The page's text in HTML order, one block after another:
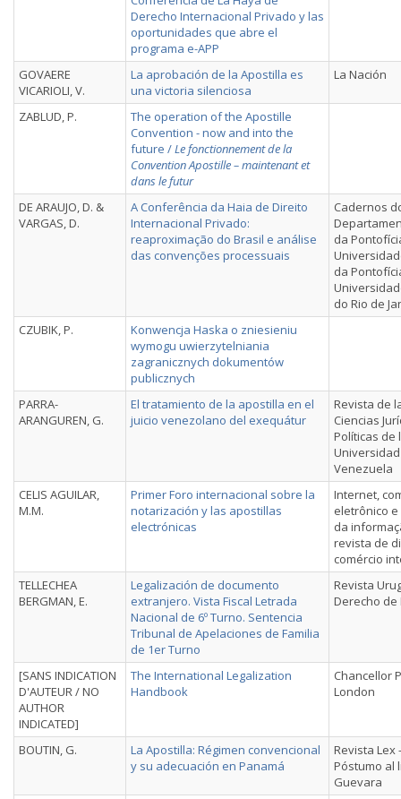
Derecho Internacional Privado y las
oportunidades que abre el
programa e-APP
GOVAERE
VICARIOLI, V.
La aprobación de la Apostilla es
una victoria silenciosa
La Nación
ZABLUD, P.
The operation of the Apostille
Convention - now and into the
future /Le fonctionnement de la
Convention Apostille – maintenant et
dans le futur
DE ARAUJO, D. &
VARGAS, D.
A Conferência da Haia de Direito
Internacional Privado:
reaproximação do Brasil e análise
das convenções processuais
Cadernos
da
da
do Rio de
CZUBIK, P.
Konwencja Haska o zniesieniu
wymogu uwierzytelniania
zagranicznych dokumentów
publicznych
PARRA-
ARANGUREN, G.
El tratamiento de la apostilla en el
juicio venezolano del exequátur
Revista de
Ciencias
Políticas de
Venezuela
CELIS AGUILAR,
M.M.
Primer Foro internacional sobre la
notarización y las apostillas
electrónicas
Internet,
eletrônico
da
revista de
comércio
TELLECHEA
BERGMAN, E.
Legalización de documento
extranjero. Vista Fiscal Letrada
Nacional de 6º Turno. Sentencia
Tribunal de Apelaciones de Familia
de 1er Turno
Revista
Derecho de
[SANS INDICATION
D'AUTEUR / NO
AUTHOR
INDICATED]
The International Legalization
Handbook
Chancellor
London
BOUTIN, G.
La Apostilla: Régimen convencional
y su adecuación en Panamá
Revista Lex
Póstumo al
Guevara